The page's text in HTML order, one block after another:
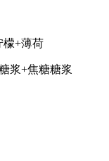
檬+薄荷
浆+焦糖糖浆